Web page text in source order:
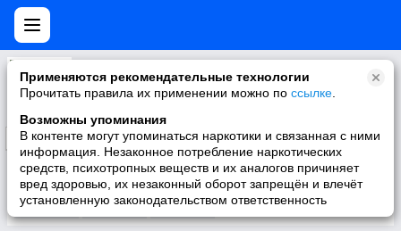
Применяются рекомендательные технологии
Прочитать правила их применении можно по ссылке
Возможны упоминания
В контенте могут упоминаться наркотики и связанная с ними
информация. Незаконное потребление наркотических
средств, психотропных веществ и их аналогов причиняет
вред здоровью, их незаконный оборот запрещён и влечёт
установленную законодательством ответственность
3.05.2009 не стало Вити Огородова.....
Подписаться
Участники О группе